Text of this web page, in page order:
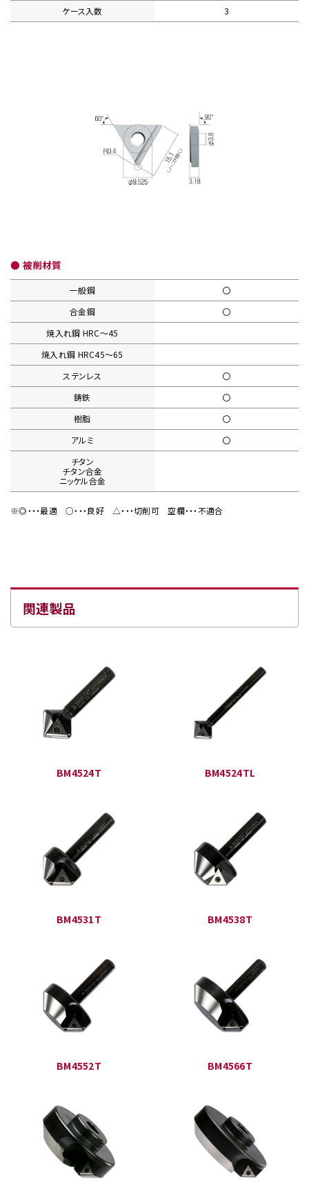
ケース入数
3
● 被削材質
一般鋼
〇
合金鋼
〇
焼入れ鋼 HRC〜45
焼入れ鋼 HRC45〜65
ステンレス
〇
鋳鉄
〇
樹脂
〇
アルミ
〇
チタン
チタン合金
ニッケル合金
※◎・・・最適○・・・良好△・・・切削可 空欄・・・不適合
関連製品
BM4524T BM4524TL
BM4531T BM4538T
BM4552T BM4566T